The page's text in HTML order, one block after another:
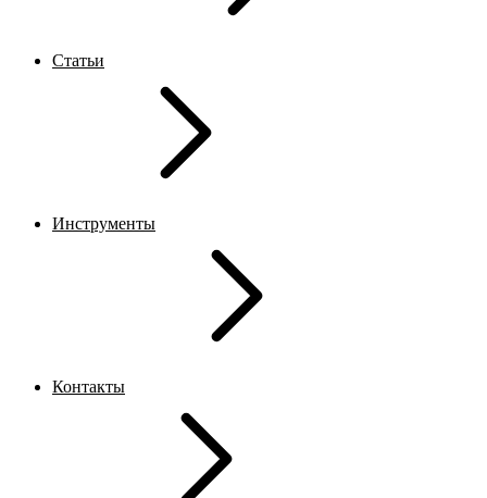
Статьи
Инструменты
Контакты